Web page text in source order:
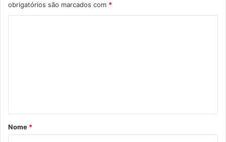
obrigatórios são marcados com *
Nome *